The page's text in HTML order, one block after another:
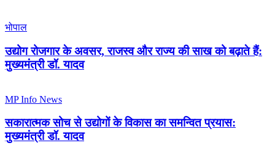
भोपाल
उद्योग रोजगार के अवसर, राजस्व और राज्य की साख को बढ़ाते हैं:
मुख्यमंत्री डॉ. यादव
MP Info News
सकारात्मक सोच से उद्योगों के विकास का समन्वित प्रयास:
मुख्यमंत्री डॉ. यादव